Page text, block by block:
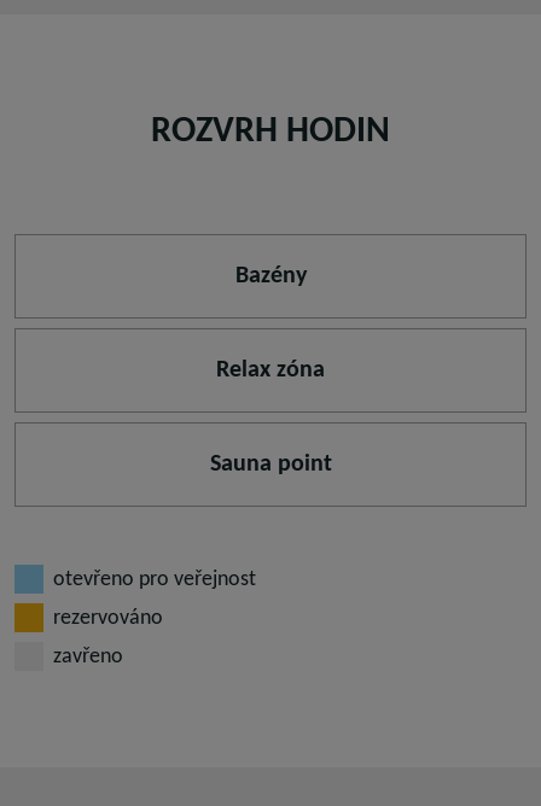
ROZVRH HODIN
Bazény
Relax zóna
Sauna point
otevřeno pro veřejnost
rezervováno
zavřeno